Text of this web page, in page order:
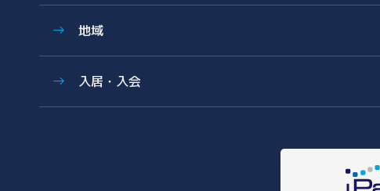
こどもとかがくとあいぱーく
グラデュエーションラボ
安全対策・環境保全
サイエンスメンター
AI/DX Concierge
地域
地域に開かれた湘南アイパーク
健康・医療への協力
入居・入会